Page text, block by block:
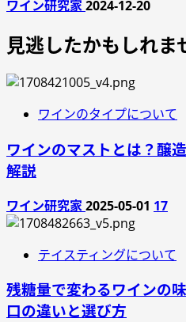
ワイン研究家2024-12-20
見逃したかもしれま
ワインのタイプについて
ワインのマストとは？醸
解説
ワイン研究家2025-05-01 17
テイスティングについて
残糖量で変わるワインの
口の違いと選び方